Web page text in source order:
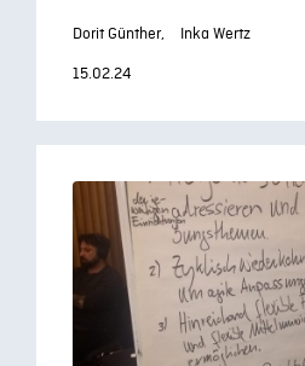
Dorit Günther,
Inka Wertz
15.02.24